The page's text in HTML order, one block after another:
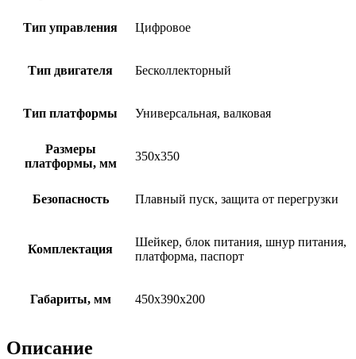
Тип управления Цифровое
Тип двигателя Бесколлекторный
Тип платформы Универсальная, валковая
Размеры
платформы, мм
350х350
Безопасность Плавный пуск, защита от перегрузки
Комплектация
Шейкер, блок питания, шнур питания,
платформа, паспорт
Габариты, мм 450х390х200
Описание